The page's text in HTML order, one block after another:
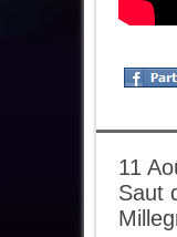
11
Saut